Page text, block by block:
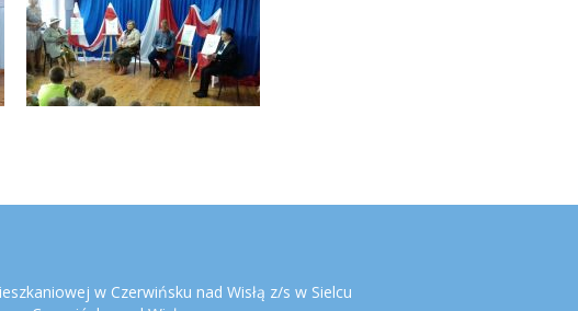
w Czerwińsku nad Wisłą z/s w Sielcu